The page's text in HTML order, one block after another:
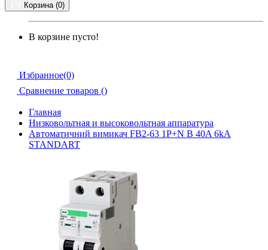
Корзина (0)
В корзине пусто!
Избранное(0)
Сравнение товаров ()
Главная
Низковольтная и высоковольтная аппаратура
Автоматичний вимикач FB2-63 1P+N B 40A 6kA
STANDART